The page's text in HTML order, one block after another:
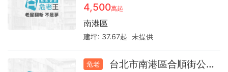
4,500萬起
南港區
建坪: 37.67起 未提供
危老
台北市南港區合順街公寓49.1